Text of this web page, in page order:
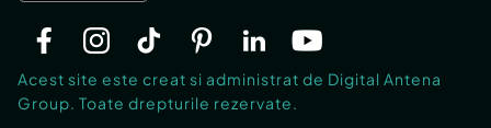
Acest site este creat si administrat de Digital Antena
Group. Toate drepturile rezervate.